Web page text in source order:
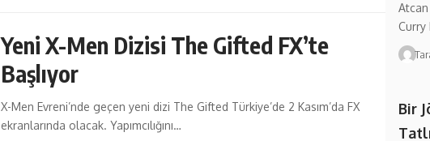
Yeni X-Men Dizisi The Gifted FX’te
Başlıyor
X-Men Evreni’nde geçen yeni dizi The Gifted Türkiye’de 2 Kasım’da FX
ekranlarında olacak. Yapımcılığını…
Atcan
Curry
Bir